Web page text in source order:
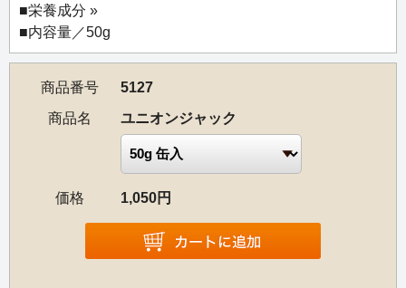
■栄養成分 »
■内容量／50g
商品番号
5127
商品名
ユニオンジャック
価格 1,050円